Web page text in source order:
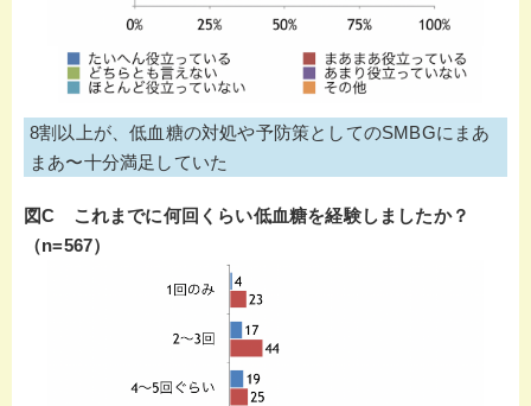
8割以上が、低血糖の対処や予防策としてのSMBGにまあ
まあ〜十分満足していた
図C これまでに何回くらい低血糖を経験しましたか？
（n=567）